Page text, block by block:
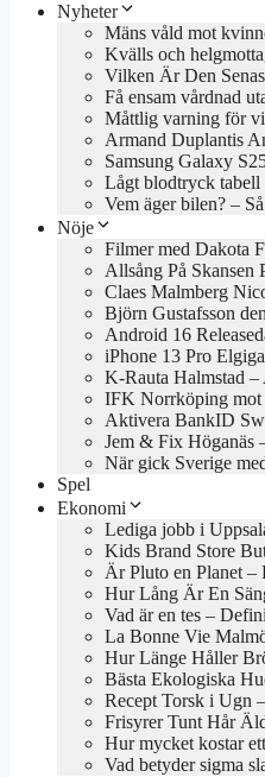
Nyheter
Mäns våld mot
Kvälls och
Vilken Är Den
Få ensam vårdnad
Måttlig varning för
Armand Duplantis
Samsung Galaxy
Lågt blodtryck tabell
Vem äger bilen? –
Nöje
Filmer med Dakota
Allsång På Skansen
Claes Malmberg
Björn Gustafsson
Android 16
iPhone 13 Pro
K-Rauta Halmstad –
IFK Norrköping mot
Aktivera BankID
Jem & Fix Höganäs
När gick Sverige
Spel
Ekonomi
Lediga jobb i
Kids Brand Store
Är Pluto en Planet –
Hur Lång Är En
Vad är en tes –
La Bonne Vie
Hur Länge Håller
Bästa Ekologiska
Recept Torsk i Ugn
Frisyrer Tunt Hår
Hur mycket kostar
Vad betyder sigma